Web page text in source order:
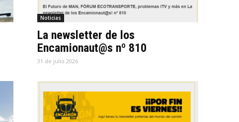
Noticias
La newsletter de los
Encamionaut@s nº 810
31 de julio 2026